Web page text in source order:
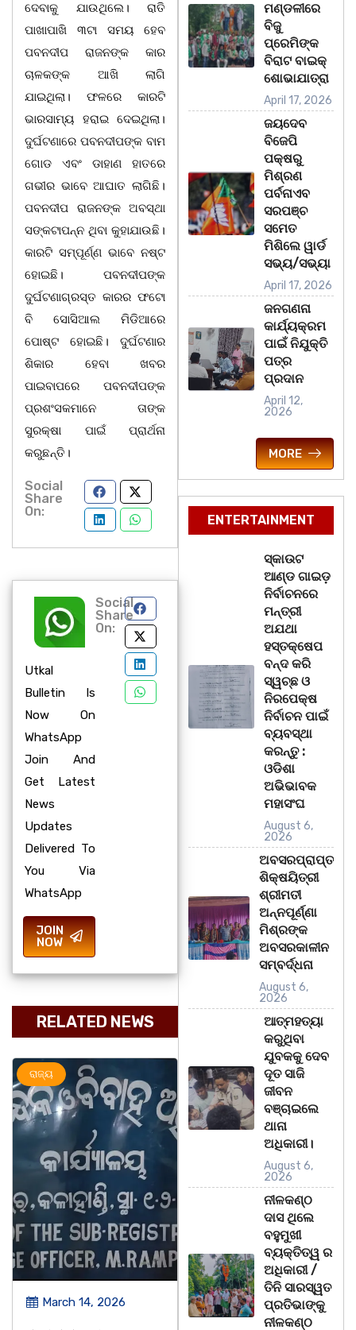
ଦେବାକୁ ଯାଉଥିଲେ। ରାତି
ପାଖାପାଖି ୩ଟା ସମୟ ହେବ
ପବନଦୀପ ରାଜନଙ୍କ କାର
ଚାଳକଙ୍କ ଆଖି ଲାଗି
ଯାଇଥିଲା। ଫଳରେ କାରଟି
ଭାରସାମ୍ୟ ହରାଇ ଦେଇଥିଲା।
ଦୁର୍ଘଟଣାରେ ପବନଦୀପଙ୍କ ବାମ
ଗୋଡ ଏବଂ ଡାହାଣ ହାତରେ
ଗଭୀର ଭାବେ ଆଘାତ ଲାଗିଛି।
ପବନଦୀପ ରାଜନଙ୍କ ଅବସ୍ଥା
ସଙ୍କଟାପନ୍ନ ଥିବା କୁହାଯାଉଛି।
କାରଟି ସମ୍ପୂର୍ଣ୍ଣ ଭାବେ ନଷ୍ଟ
ହୋଇଛି। ପବନଦୀପଙ୍କ
ଦୁର୍ଘଟଣାଗ୍ରସ୍ତ କାରର ଫଟୋ
ବି ସୋସିଆଲ ମିଡିଆରେ
ପୋଷ୍ଟ ହୋଇଛି। ଦୁର୍ଘଟଣାର
ଶିକାର ହେବା ଖବର
ପାଇବାପରେ ପବନଦୀପଙ୍କ
ପ୍ରଶଂସକମାନେ ତାଙ୍କ
ସୁରକ୍ଷା ପାଇଁ ପ୍ରାର୍ଥନା
କରୁଛନ୍ତି।
Social
Share
On:
Utkal
Bulletin Is
Now On
WhatsApp
Join And
Get Latest
News
Updates
Delivered To
You Via
WhatsApp
JOIN
NOW
Social
Share
On:
RELATED NEWS
March 14, 2026
ଅପରାଧ ରାଜ୍ୟ
March 14, 2026
ମଣ୍ଡଳୀରେ
ବିଜୁ
ପ୍ରେମିଙ୍କ
ବିରାଟ ବାଇକ୍
ଶୋଭାଯାତ୍ରା
April 17, 2026
ଜୟଦେବ
ବିଜେପି
ପକ୍ଷରୁ
ମିଶ୍ରଣ
ପର୍ବନାଏବ
ସରପଞ୍ଚ
ସମେତ
ମିଶିଲେ ୱାର୍ଡ
ସଭ୍ୟ/ସଭ୍ୟା
April 17, 2026
ଜନଗଣନା
କାର୍ଯ୍ୟକ୍ରମ
ପାଇଁ ନିଯୁକ୍ତି
ପତ୍ର
ପ୍ରଦାନ
April 12,
2026
MORE
ENTERTAINMENT
ସ୍କାଉଟ
ଆଣ୍ଡ ଗାଇଡ଼
ନିର୍ବାଚନରେ
ମନ୍ତ୍ରୀ
ଅଯଥା
ହସ୍ତକ୍ଷେପ
ବନ୍ଦ କରି
ସ୍ୱଚ୍ଛ ଓ
ନିରପେକ୍ଷ
ନିର୍ବାଚନ ପାଇଁ
ବ୍ୟବସ୍ଥା
କରନ୍ତୁ :
ଓଡିଶା
ଅଭିଭାବକ
ମହାସଂଘ
August 6,
2026
ଅବସରପ୍ରାପ୍ତ
ଶିକ୍ଷୟିତ୍ରୀ
ଶ୍ରୀମତୀ
ଅନ୍ନପୂର୍ଣ୍ଣା
ମିଶ୍ରଙ୍କ
ଅବସରକାଳୀନ
ସମ୍ବର୍ଦ୍ଧନା
August 6,
2026
ଆତ୍ମହତ୍ୟା
କରୁଥିବା
ଯୁବକକୁ ଦେବ
ଦୂତ ସାଜି
ଜୀବନ
ବଞ୍ଚାଇଲେ
ଥାନା
ଅଧିକାରୀ।
August 6,
2026
ନୀଳକଣ୍ଠ
ଦାସ ଥିଲେ
ବହୁମୁଖୀ
ବ୍ୟକ୍ତିତ୍ୱ ର
ଅଧିକାରୀ /
ତିନି ସାରସ୍ୱତ
ପ୍ରତିଭାଙ୍କୁ
ନୀଳକଣ୍ଠ